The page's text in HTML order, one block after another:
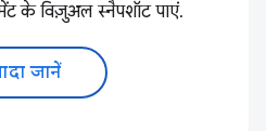
के विज़ुअल स्नैपशॉट पाएं.
जानें